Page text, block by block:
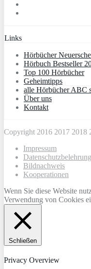
Links
Hörbücher
Hörbuch Bestseller
Top 100 Hörbücher
Geheimtipps
alle Hörbücher ABC
Über uns
Kontakt
Copyright 2016 2017 2018
Impressum
Datenschutzbelehrung
Bildnachweis
Kooperationen
Wenn Sie diese Website
Verwendung von Cookies
Schließen
Privacy Overview